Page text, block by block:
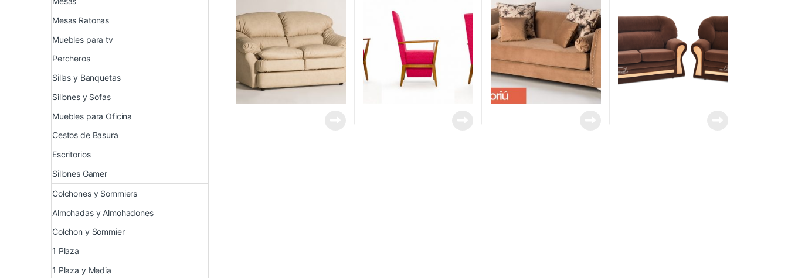
Mesas Ratonas
Muebles para tv
Percheros
Sillas y Banquetas
Sillones y Sofas
Muebles para Oficina
Cestos de Basura
Escritorios
Sillones Gamer
Colchones y Sommiers
Almohadas y Almohadones
Colchon y Sommier
1 Plaza
1 Plaza y Media